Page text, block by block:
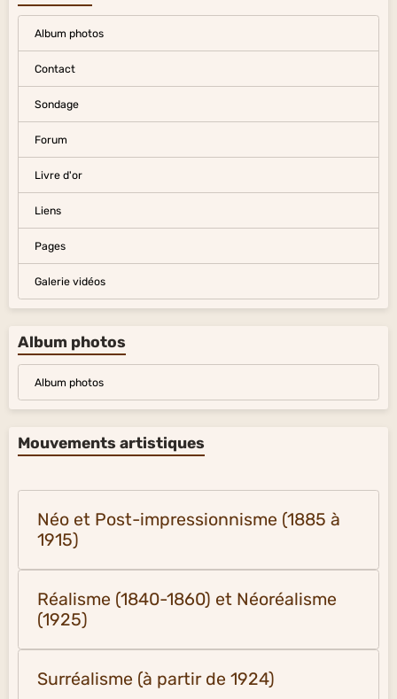
Album photos
Contact
Sondage
Forum
Livre d'or
Liens
Pages
Galerie vidéos
Album photos
Album photos
Mouvements artistiques
Néo et Post-impressionnisme (1885 à
1915)
Réalisme (1840-1860) et Néoréalisme
(1925)
Surréalisme (à partir de 1924)